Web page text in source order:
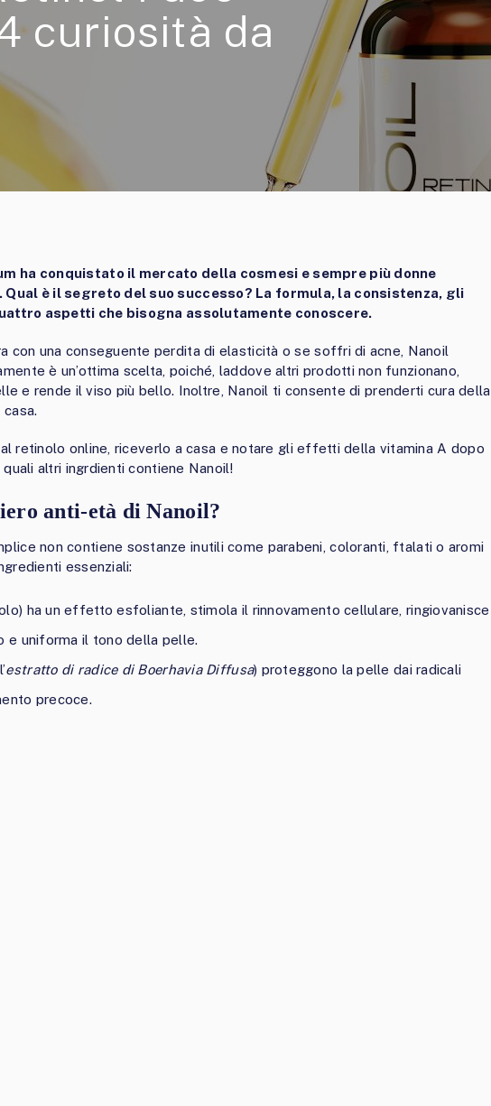
curiosità da
ha conquistato il mercato della cosmesi e sempre più donne
è il segreto del suo successo? La formula, la consistenza, gli
aspetti che bisogna assolutamente conoscere.
con una conseguente perdita di elasticità o se soffri di acne, Nanoil
è un’ottima scelta, poiché, laddove altri prodotti non funzionano,
e rende il viso più bello. Inoltre, Nanoil ti consente di prenderti cura della
retinolo online, riceverlo a casa e notare gli effetti della vitamina A dopo
altri ingrdienti contiene Nanoil!
anti-età di Nanoil?
non contiene sostanze inutili come parabeni, coloranti, ftalati o aromi
essenziali:
ha un effetto esfoliante, stimola il rinnovamento cellulare, ringiovanisce
e uniforma il tono della pelle.
estratto di radice di Boerhavia Diffusa) proteggono la pelle dai radicali
precoce.